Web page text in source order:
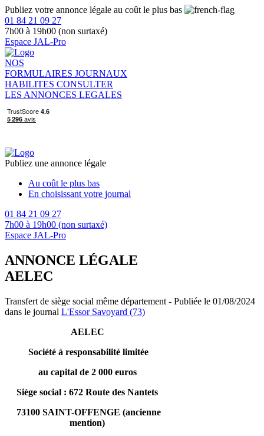
Publiez votre annonce légale au coût le plus bas
01 84 21 09 27
7h00 à 19h00 (non surtaxé)
Espace JAL-Pro
NOS
FORMULAIRES JOURNAUX
HABILITES CONSULTER
LES ANNONCES LEGALES
Publiez une annonce légale
Au coût le plus bas
En choisissant votre journal
01 84 21 09 27
7h00 à 19h00 (non surtaxé)
Espace JAL-Pro
ANNONCE LÉGALE
AELEC
Transfert de siège social même département - Publiée le 01/08/2024
dans le journal L'Essor Savoyard (73)
AELEC
Société à responsabilité limitée
au capital de 2 000 euros
Siège social : 672 Route des Nantets
73100 SAINT-OFFENGE (ancienne
mention)